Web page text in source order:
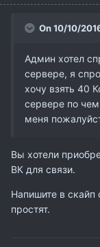
On 10/10/
Админ хотел
сервере, я
хочу взять 40
сервере по
меня
Вы хотели
ВК для связи.
Напишите в
простят.